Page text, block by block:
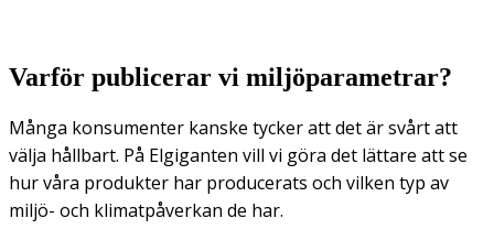
Varför publicerar vi miljöparametrar?
Många konsumenter kanske tycker att det är svårt att
välja hållbart. På Elgiganten vill vi göra det lättare att se
hur våra produkter har producerats och vilken typ av
miljö- och klimatpåverkan de har.